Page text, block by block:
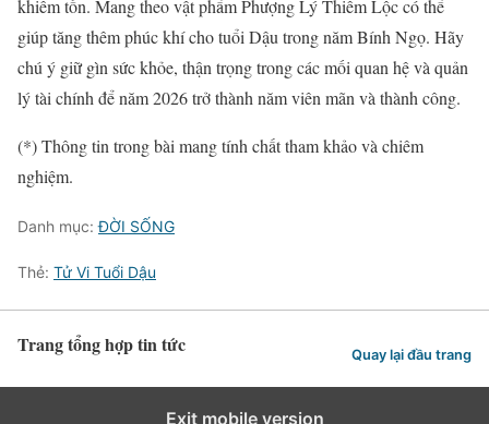
khiêm tốn. Mang theo vật phẩm Phượng Lý Thiêm Lộc có thể
giúp tăng thêm phúc khí cho tuổi Dậu trong năm Bính Ngọ. Hãy
chú ý giữ gìn sức khỏe, thận trọng trong các mối quan hệ và quản
lý tài chính để năm 2026 trở thành năm viên mãn và thành công.
(*) Thông tin trong bài mang tính chất tham khảo và chiêm
nghiệm.
Danh mục:ĐỜI SỐNG
Thẻ: Tử Vi Tuổi Dậu
Trang tổng hợp tin tức Quay lại đầu trang
Exit mobile version